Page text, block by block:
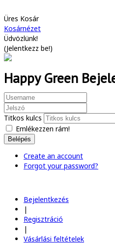
Üres Kosár
Kosárnézet
Üdvözlünk!
(Jelentkezz be!)
Happy Green
Titkos kulcs
Emlékezzen rám!
Belépés
Create an account
Forgot your password?
Bejelentkezés
|
Regisztráció
|
Vásárlási feltételek